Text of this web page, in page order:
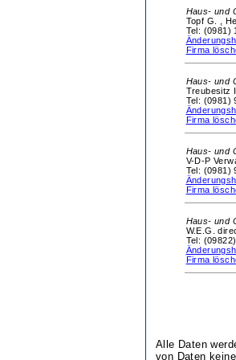
Haus- und
Topf G. ,
Tel: (0981)
Firma
Haus- und
Treubesitz
Tel: (0981)
Firma
Haus- und
V-D-P
Tel: (0981)
Firma
Haus- und
W.E.G.
Tel:
Firma
Alle Daten
von Daten